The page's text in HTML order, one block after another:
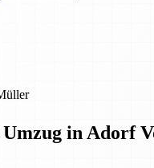
in Adorf